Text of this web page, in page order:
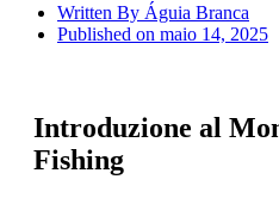
Written By Águia Branca
Published on maio 14, 2025
Introduzione al
Fishing